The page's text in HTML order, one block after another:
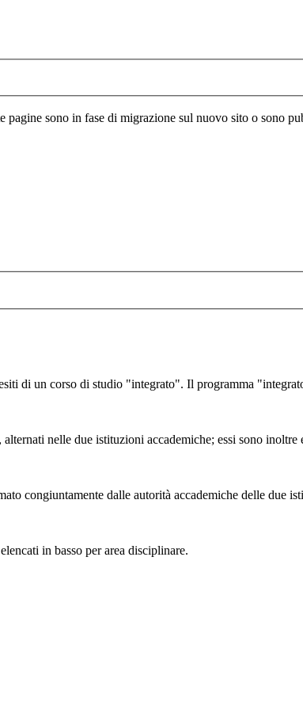
sono in fase di migrazione sul nuovo sito o sono
di un corso di studio "integrato". Il programma
nelle due istituzioni accademiche; essi sono inoltre
congiuntamente dalle autorità accademiche delle
in basso per area disciplinare.